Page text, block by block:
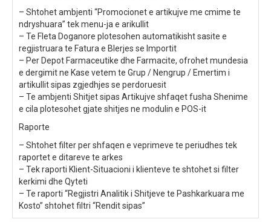
– Shtohet ambjenti “Promocionet e artikujve me cmime te
ndryshuara” tek menu-ja e arikullit
– Te Fleta Doganore plotesohen automatikisht sasite e
regjistruara te Fatura e Blerjes se Importit
– Per Depot Farmaceutike dhe Farmacite, ofrohet mundesia
e dergimit ne Kase vetem te Grup / Nengrup / Emertim i
artikullit sipas zgjedhjes se perdoruesit
– Te ambjenti Shitjet sipas Artikujve shfaqet fusha Shenime
e cila plotesohet gjate shitjes ne modulin e POS-it
Raporte
– Shtohet filter per shfaqen e veprimeve te periudhes tek
raportet e ditareve te arkes
– Tek raporti Klient-Situacioni i klienteve te shtohet si filter
kerkimi dhe Qyteti
– Te raporti “Regjistri Analitik i Shitjeve te Pashkarkuara me
Kosto” shtohet filtri “Rendit sipas”